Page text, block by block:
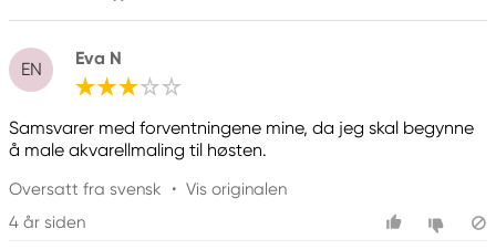
EN
Eva N
Samsvarer med forventningene mine, da jeg skal begynne
å male akvarellmaling til høsten.
Oversatt fra svensk • Vis originalen
4 år siden